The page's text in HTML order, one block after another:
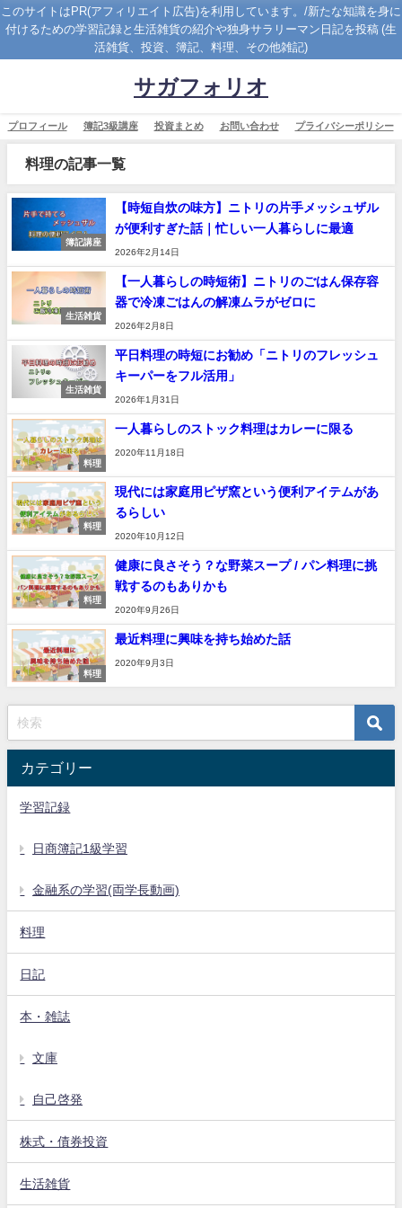
このサイトはPR(アフィリエイト広告)を利用しています。/新たな知識を身に
付けるための学習記録と生活雑貨の紹介や独身サラリーマン日記を投稿 (生
活雑貨、投資、簿記、料理、その他雑記)
サガフォリオ
プロフィール 簿記3級講座 投資まとめ お問い合わせ プライバシーポリシー
料理の記事一覧
簿記講座
【時短自炊の味方】ニトリの片手メッシュザル
が便利すぎた話｜忙しい一人暮らしに最適
2026年2月14日
生活雑貨
【一人暮らしの時短術】ニトリのごはん保存容
器で冷凍ごはんの解凍ムラがゼロに
2026年2月8日
生活雑貨
平日料理の時短にお勧め「ニトリのフレッシュ
キーパーをフル活用」
2026年1月31日
料理
一人暮らしのストック料理はカレーに限る
2020年11月18日
料理
現代には家庭用ピザ窯という便利アイテムがあ
るらしい
2020年10月12日
料理
健康に良さそう？な野菜スープ / パン料理に挑
戦するのもありかも
2020年9月26日
料理
最近料理に興味を持ち始めた話
2020年9月3日
カテゴリー
学習記録
日商簿記1級学習
金融系の学習(両学長動画)
料理
日記
本・雑誌
文庫
自己啓発
株式・債券投資
生活雑貨